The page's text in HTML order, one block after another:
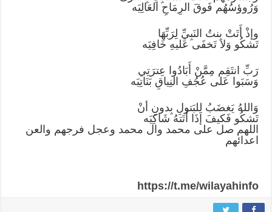
وَرُوؤسُهُم فَوقَ الرِمَاحِ العَالِيَه
وإذْ أَتَتْ بِنتُ النَبِيِّ لِرَبِّهَا
تَشكُو وَلا تَخفَى عَليهِ خَافِيَه
رَبِّ انتَقِم مِمَّنْ أَبَادُوا عِترَتِي
وَسَبَوا عَلى عُجُفِ النِياقِ بَنَاتِيَه
وَاللهُ يَغضَبُ لِلبَتولِ بِدونِ أنْ
تَشكُو فَكيفَ إذَا أَتَتهُ شَاكِيَه
اللهم صل على محمد وال محمد وعجل فرجهم والعن
اعدائهم
https://t.me/wilayahinfo